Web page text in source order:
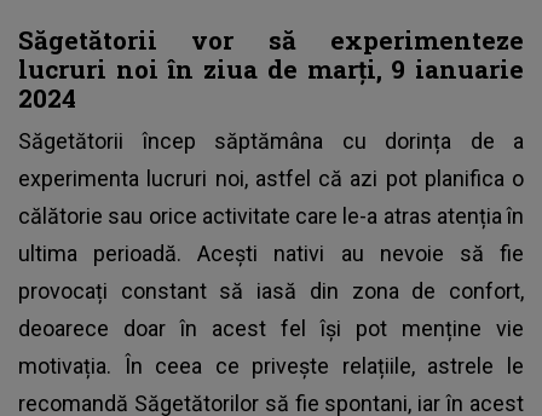
Săgetătorii vor să experimenteze
lucruri noi în ziua de marți, 9 ianuarie
2024
Săgetătorii încep săptămâna cu dorința de a
experimenta lucruri noi, astfel că azi pot planifica o
călătorie sau orice activitate care le-a atras atenția în
ultima perioadă. Acești nativi au nevoie să fie
provocați constant să iasă din zona de confort,
deoarece doar în acest fel își pot menține vie
motivația. În ceea ce privește relațiile, astrele le
recomandă Săgetătorilor să fie spontani, iar în acest